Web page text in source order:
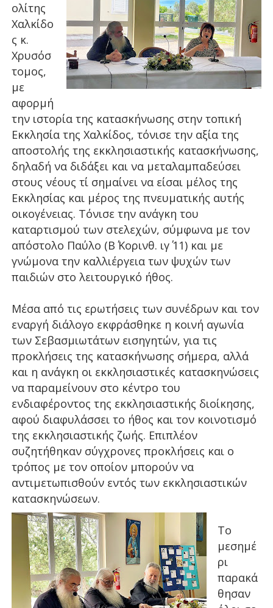
ολίτης
Χαλκίδο
ς κ.
Χρυσόσ
τομος,
με
αφορμή
την ιστορία της κατασκήνωσης στην τοπική
Εκκλησία της Χαλκίδος, τόνισε την αξία της
αποστολής της εκκλησιαστικής κατασκήνωσης,
δηλαδή να διδάξει και να μεταλαμπαδεύσει
στους νέους τί σημαίνει να είσαι μέλος της
Εκκλησίας και μέρος της πνευματικής αυτής
οικογένειας. Τόνισε την ανάγκη του
καταρτισμού των στελεχών, σύμφωνα με τον
απόστολο Παύλο (Β΄ Κορινθ. ιγ΄ 11) και με
γνώμονα την καλλιέργεια των ψυχών των
παιδιών στο λειτουργικό ήθος.
Μέσα από τις ερωτήσεις των συνέδρων και τον
εναργή διάλογο εκφράσθηκε η κοινή αγωνία
των Σεβασμιωτάτων εισηγητών, για τις
προκλήσεις της κατασκήνωσης σήμερα, αλλά
και η ανάγκη οι εκκλησιαστικές κατασκηνώσεις
να παραμείνουν στο κέντρο του
ενδιαφέροντος της εκκλησιαστικής διοίκησης,
αφού διαφυλάσσει το ήθος και τον κοινοτισμό
της εκκλησιαστικής ζωής. Επιπλέον
συζητήθηκαν σύγχρονες προκλήσεις και ο
τρόπος με τον οποίον μπορούν να
αντιμετωπισθούν εντός των εκκλησιαστικών
κατασκηνώσεων.
Το
μεσημέ
ρι
παρακά
θησαν